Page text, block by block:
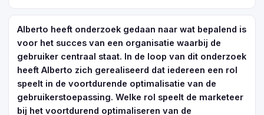
Alberto heeft onderzoek gedaan naar wat bepalend is
voor het succes van een organisatie waarbij de
gebruiker centraal staat. In de loop van dit onderzoek
heeft Alberto zich gerealiseerd dat iedereen een rol
speelt in de voortdurende optimalisatie van de
gebruikerstoepassing. Welke rol speelt de marketeer
bij het voortdurend optimaliseren van de